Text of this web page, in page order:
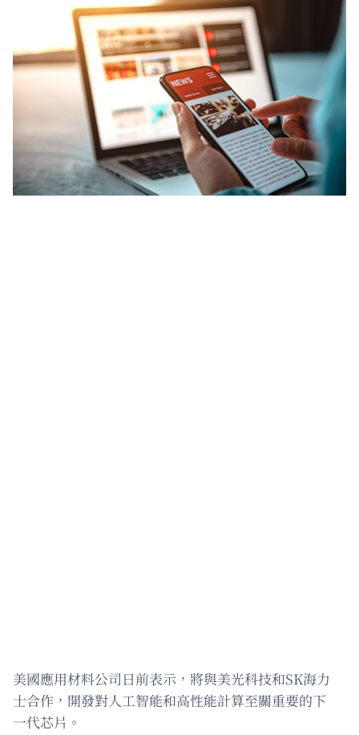
美國應用材料公司日前表示，將與美光科技和SK海力
士合作，開發對人工智能和高性能計算至關重要的下
一代芯片。